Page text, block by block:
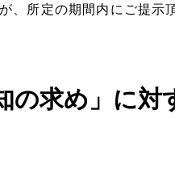
、所定の期間内にご提示
の求め」に対